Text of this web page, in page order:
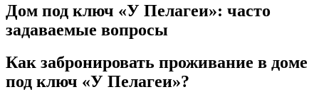
Дом под ключ «У Пелагеи»: часто
задаваемые вопросы
Как забронировать проживание в доме
под ключ «У Пелагеи»?